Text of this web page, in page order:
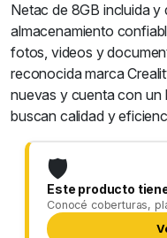
Netac de 8GB incluida y
almacenamiento
fotos, videos y
reconocida marca
nuevas y cuenta con un
buscan calidad y
🛡️
Este producto
Conocé coberturas,